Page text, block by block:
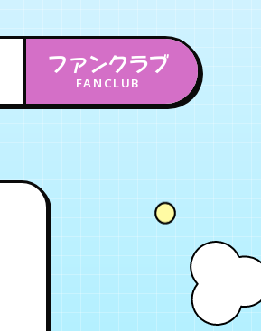
ファンクラブ
FANCLUB